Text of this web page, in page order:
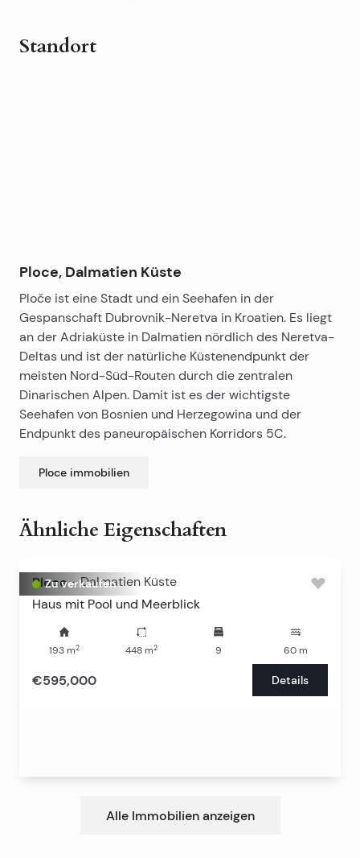
Standort
Ploce, Dalmatien Küste
Ploče ist eine Stadt und ein Seehafen in der
Gespanschaft Dubrovnik-Neretva in Kroatien. Es liegt
an der Adriaküste in Dalmatien nördlich des Neretva-
Deltas und ist der natürliche Küstenendpunkt der
meisten Nord-Süd-Routen durch die zentralen
Dinarischen Alpen. Damit ist es der wichtigste
Seehafen von Bosnien und Herzegowina und der
Endpunkt des paneuropäischen Korridors 5C.
Ploce immobilien
Ähnliche Eigenschaften
Zu verkaufen
Ploce - Dalmatien Küste
Haus mit Pool und Meerblick
193 m2 448 m2 9 60 m
€595,000 Details
Alle Immobilien anzeigen